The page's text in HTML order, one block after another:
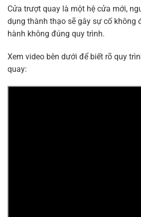
Cửa trượt quay là một hệ cửa mới,
dụng thành thạo sẽ gây sự cố không
hành không đúng quy trình.
Xem video bên dưới để biết rõ quy
quay: